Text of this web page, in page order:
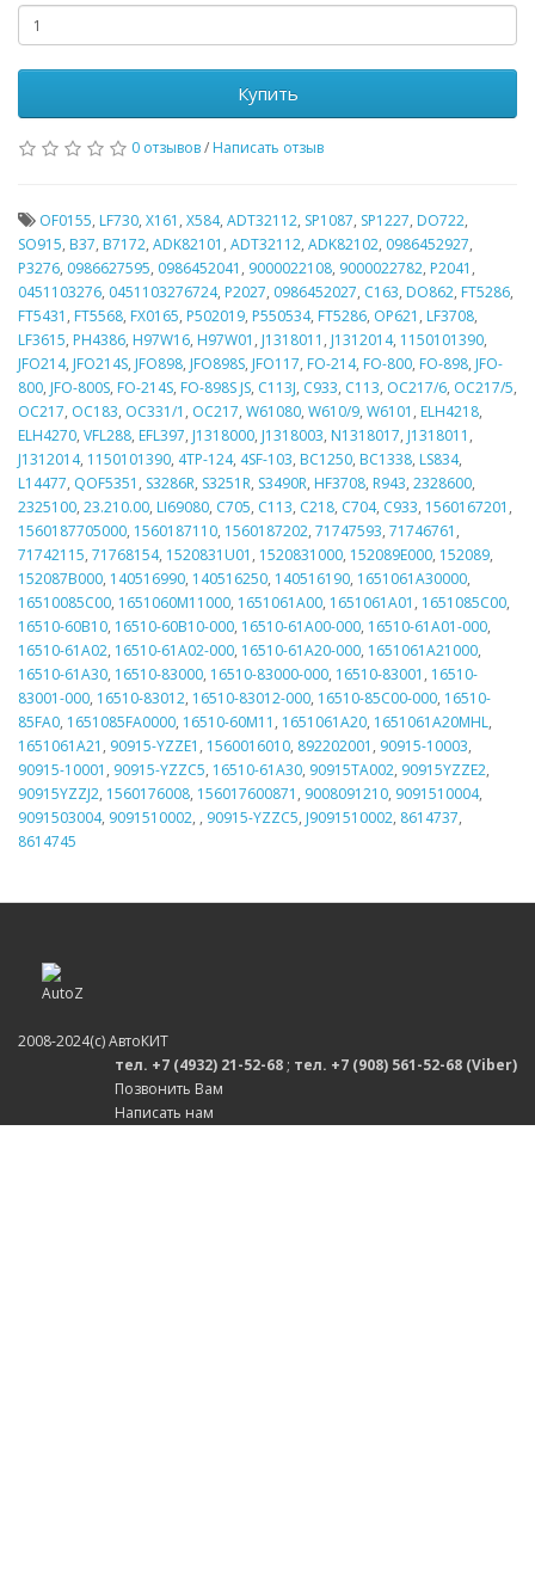
Купить
0 отзывов/ Написать отзыв
OF0155, LF730, X161 , X584, ADT32112, SP1087, SP1227, DO722,
SO915, B37, B7172, ADK82101 , ADT32112, ADK82102, 0986452927,
P3276, 0986627595, 0986452041 , 9000022108, 9000022782, P2041 ,
0451103276, 0451103276724, P2027, 0986452027, C163, DO862, FT5286,
FT5431 , FT5568, FX0165, P502019, P550534, FT5286, OP621 , LF3708,
LF3615, PH4386, H97W16, H97W01 , J1318011 , J1312014, 1150101390,
JFO214, JFO214S, JFO898, JFO898S, JFO117, FO-214, FO-800, FO-898, JFO-
800, JFO-800S, FO-214S, FO-898S JS, C113J, C933, C113, OC217/6, OC217/5,
OC217, OC183, OC331/1 , OC217, W61080, W610/9, W6101 , ELH4218,
ELH4270, VFL288, EFL397, J1318000, J1318003, N1318017, J1318011 ,
J1312014, 1150101390, 4TP-124, 4SF-103, BC1250, BC1338, LS834,
L14477, QOF5351 , S3286R, S3251R, S3490R, HF3708, R943, 2328600,
2325100, 23.210.00, LI69080, C705, C113, C218, C704, C933, 1560167201 ,
1560187705000, 1560187110, 1560187202, 71747593, 71746761 ,
71742115, 71768154, 1520831U01 , 1520831000, 152089E000, 152089,
152087B000, 140516990, 140516250, 140516190, 1651061A30000,
16510085C00, 1651060M11000, 1651061A00, 1651061A01 , 1651085C00,
16510-60B10, 16510-60B10-000, 16510-61A00-000, 16510-61A01-000,
16510-61A02, 16510-61A02-000, 16510-61A20-000, 1651061A21000,
16510-61A30, 16510-83000, 16510-83000-000, 16510-83001 , 16510-
83001-000, 16510-83012, 16510-83012-000, 16510-85C00-000, 16510-
85FA0, 1651085FA0000, 16510-60M11 , 1651061A20, 1651061A20MHL,
1651061A21 , 90915-YZZE1 , 1560016010, 892202001 , 90915-10003,
90915-10001 , 90915-YZZC5, 16510-61A30, 90915TA002, 90915YZZE2,
90915YZZJ2, 1560176008, 156017600871 , 9008091210, 9091510004,
9091503004, 9091510002, , 90915-YZZC5, J9091510002, 8614737,
8614745
2008-2024(c) АвтоКИТ
тел. +7 (4932) 21-52-68 ; тел. +7 (908) 561-52-68 (Viber)
Позвонить Вам
Написать нам